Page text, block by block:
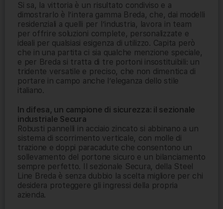
Si sa, la vittoria è un risultato condiviso e a
dimostrarlo è l’intera gamma Breda, che, dai modelli
residenziali a quelli per l’industria, lavora in team
per offrire soluzioni complete, personalizzate e
ideali per qualsiasi esigenza di utilizzo. Capita però
che in una partita ci sia qualche menzione speciale,
e per Breda si tratta di tre portoni insostituibili: un
tridente versatile e preciso, che non dimentica di
portare in campo anche l’eleganza dello stile
italiano.
In difesa, un campione di sicurezza: il sezionale
industriale Secura
Robusti pannelli in acciaio zincato si abbinano a un
sistema di scorrimento verticale, con molle di
trazione e doppi paracadute che consentono un
sollevamento del portone sicuro e un bilanciamento
sempre perfetto. Il sezionale Secura, della Steel
Line Breda è senza dubbio la scelta migliore per chi
desidera proteggere gli ingressi della propria
azienda.